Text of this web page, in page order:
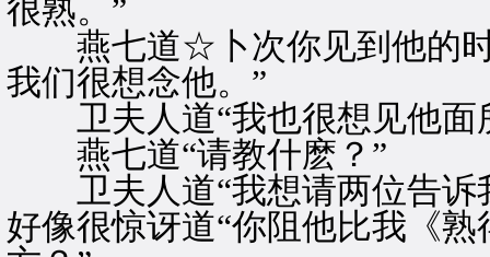
很熟。”
燕七道☆卜次你见到他的时
我们很想念他。”
卫夫人道“我也很想见他面
燕七道“请教什麽？”
卫夫人道“我想请两位告诉
好像很惊讶道“你阻他比我《